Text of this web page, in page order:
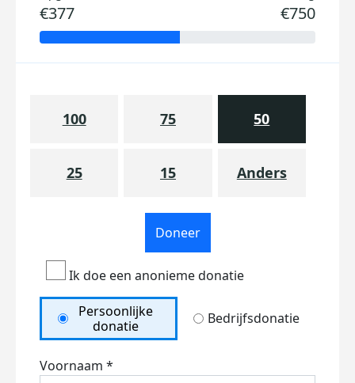
€377 €750
100 75 50
25 15 Anders
Doneer
Ik doe een anonieme donatie
Persoonlijke
donatie
Bedrijfsdonatie
Voornaam *